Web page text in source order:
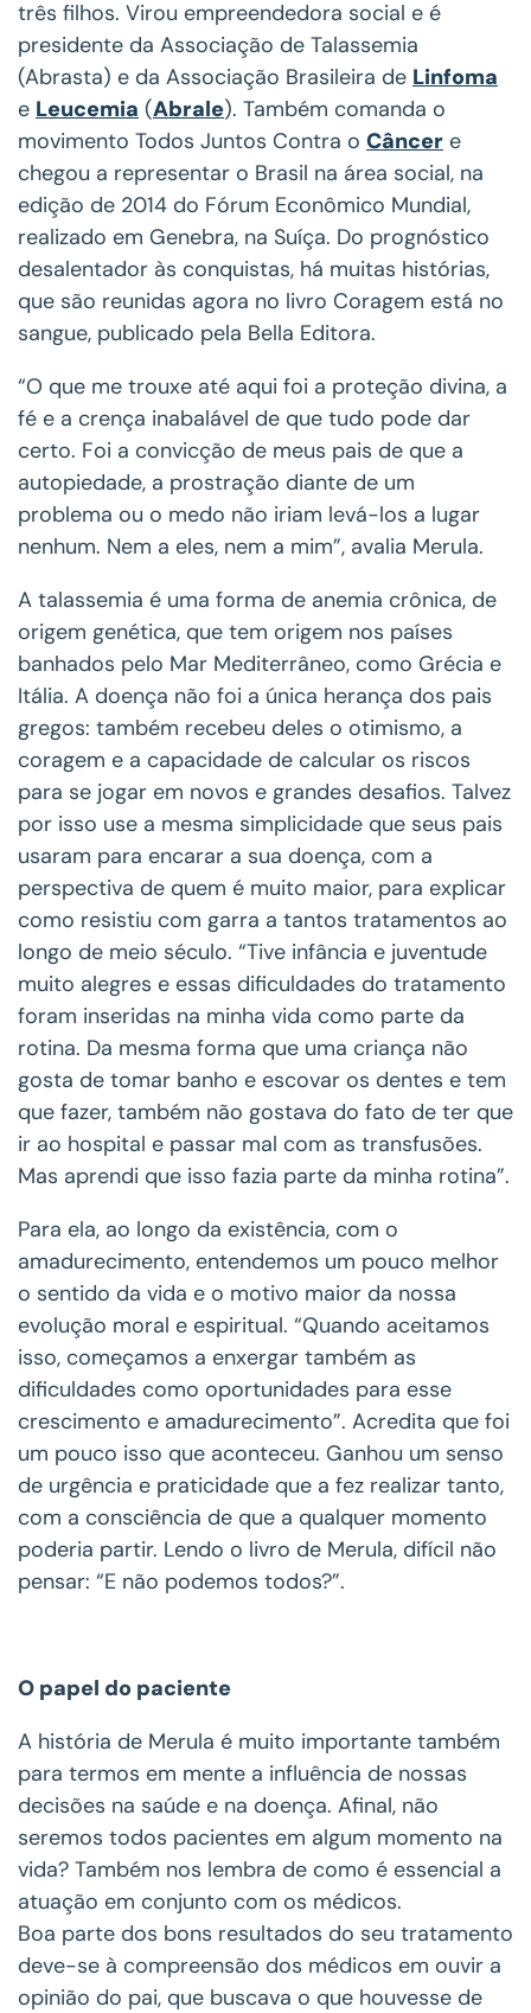
três filhos. Virou empreendedora social e é
presidente da Associação de Talassemia
(Abrasta) e da Associação Brasileira de Linfoma
e Leucemia (Abrale). Também comanda o
movimento Todos Juntos Contra o Câncer e
chegou a representar o Brasil na área social, na
edição de 2014 do Fórum Econômico Mundial,
realizado em Genebra, na Suíça. Do prognóstico
desalentador às conquistas, há muitas histórias,
que são reunidas agora no livro Coragem está no
sangue, publicado pela Bella Editora.
“O que me trouxe até aqui foi a proteção divina, a
fé e a crença inabalável de que tudo pode dar
certo. Foi a convicção de meus pais de que a
autopiedade, a prostração diante de um
problema ou o medo não iriam levá-los a lugar
nenhum. Nem a eles, nem a mim”, avalia Merula.
A talassemia é uma forma de anemia crônica, de
origem genética, que tem origem nos países
banhados pelo Mar Mediterrâneo, como Grécia e
Itália. A doença não foi a única herança dos pais
gregos: também recebeu deles o otimismo, a
coragem e a capacidade de calcular os riscos
para se jogar em novos e grandes desafios. Talvez
por isso use a mesma simplicidade que seus pais
usaram para encarar a sua doença, com a
perspectiva de quem é muito maior, para explicar
como resistiu com garra a tantos tratamentos ao
longo de meio século. “Tive infância e juventude
muito alegres e essas dificuldades do tratamento
foram inseridas na minha vida como parte da
rotina. Da mesma forma que uma criança não
gosta de tomar banho e escovar os dentes e tem
que fazer, também não gostava do fato de ter que
ir ao hospital e passar mal com as transfusões.
Mas aprendi que isso fazia parte da minha rotina”.
Para ela, ao longo da existência, com o
amadurecimento, entendemos um pouco melhor
o sentido da vida e o motivo maior da nossa
evolução moral e espiritual. “Quando aceitamos
isso, começamos a enxergar também as
dificuldades como oportunidades para esse
crescimento e amadurecimento”. Acredita que foi
um pouco isso que aconteceu. Ganhou um senso
de urgência e praticidade que a fez realizar tanto,
com a consciência de que a qualquer momento
poderia partir. Lendo o livro de Merula, difícil não
pensar: “E não podemos todos?”.
O papel do paciente
A história de Merula é muito importante também
para termos em mente a influência de nossas
decisões na saúde e na doença. Afinal, não
seremos todos pacientes em algum momento na
vida? Também nos lembra de como é essencial a
atuação em conjunto com os médicos.
Boa parte dos bons resultados do seu tratamento
deve-se à compreensão dos médicos em ouvir a
opinião do pai, que buscava o que houvesse de